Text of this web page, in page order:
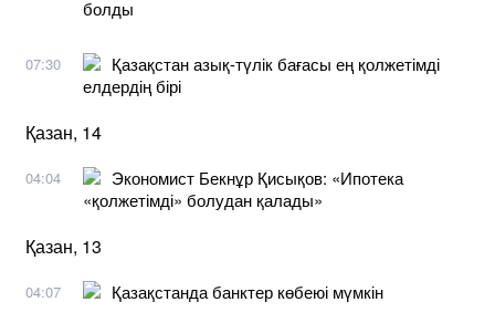
болды
07:30
Қазақстан азық-түлік бағасы ең қолжетімді
елдердің бірі
Қазан, 14
04:04
Экономист Бекнұр Қисықов: «Ипотека
«қолжетімді» болудан қалады»
Қазан, 13
04:07 Қазақстанда банктер көбеюі мүмкін